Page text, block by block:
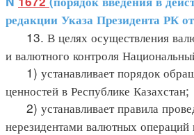
редакции Указа Президента РК
13. В целях осуществления
и валютного контроля
1) устанавливает порядок
ценностей в Республике Казахстан;
2) устанавливает правила
нерезидентами валютных операций